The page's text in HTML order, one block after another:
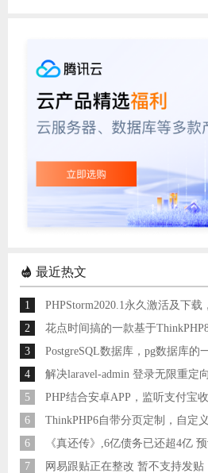
最近热文
1
PHPStorm2020.1永久激活及下载
2
3
PostgreSQL数据库，pg数据库的
4
解决laravel-admin 登录无限重定
5
6
ThinkPHP6自带分页定制，自定
6
《真还传》,6亿债务已还超4亿
7
网易跟贴正在整改 暂不支持发贴